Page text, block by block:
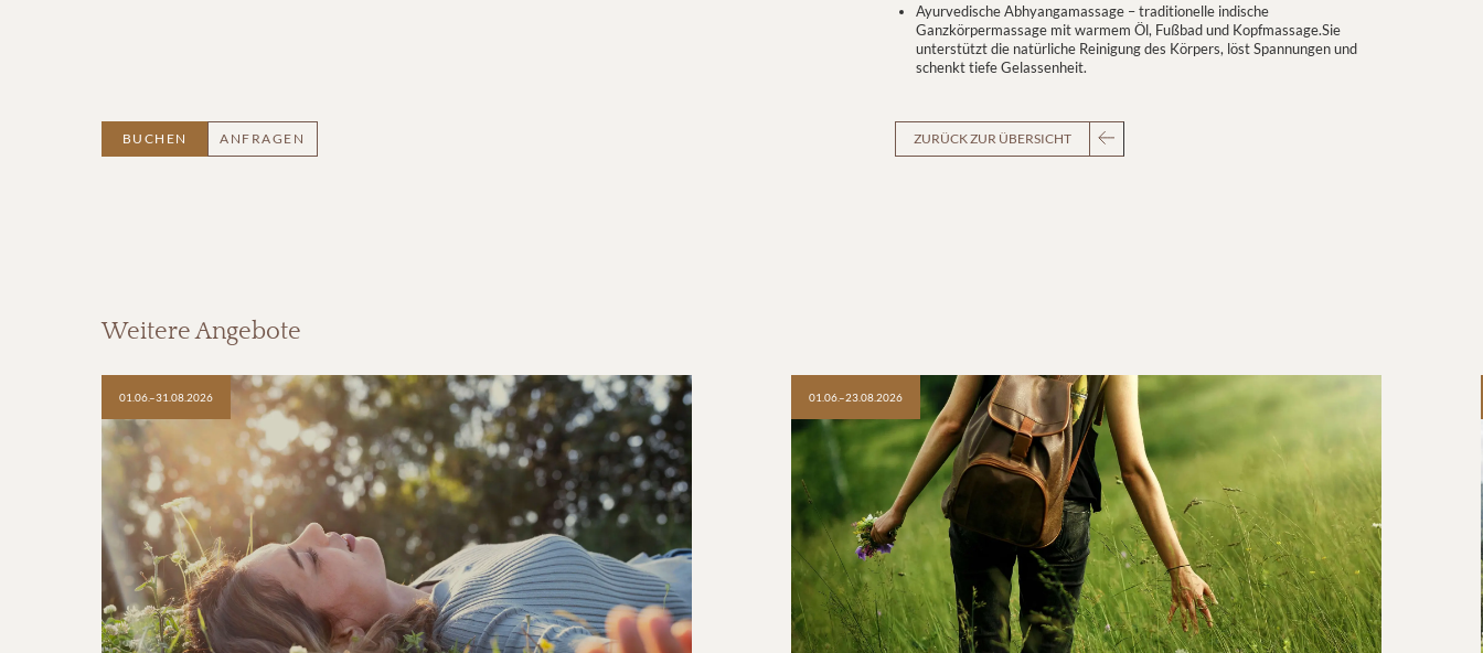
Ayurvedische Abhyangamassage – traditionelle indische
Ganzkörpermassage mit warmem Öl, Fußbad und Kopfmassage.Sie
unterstützt die natürliche Reinigung des Körpers, löst Spannungen und
schenkt tiefe Gelassenheit.
BUCHEN ANFRAGEN ZURÜCK ZUR ÜBERSICHT
Weitere Angebote
01.06.–31.08.2026 01.06.–23.08.2026